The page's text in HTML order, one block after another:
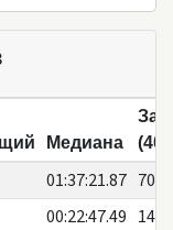
Медиана
01:37:21.87 70
00:22:47.49 148